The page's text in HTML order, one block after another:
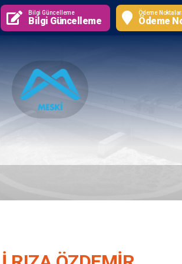
Bilgi Güncelleme
Bilgi Güncelleme
Ödeme
Ödeme